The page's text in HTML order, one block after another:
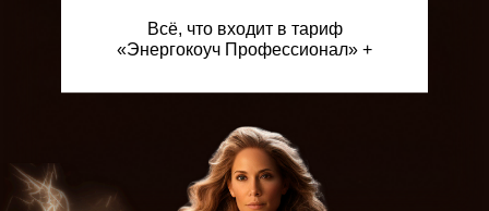
Всё, что входит в тариф
«Энергокоуч Профессионал» +